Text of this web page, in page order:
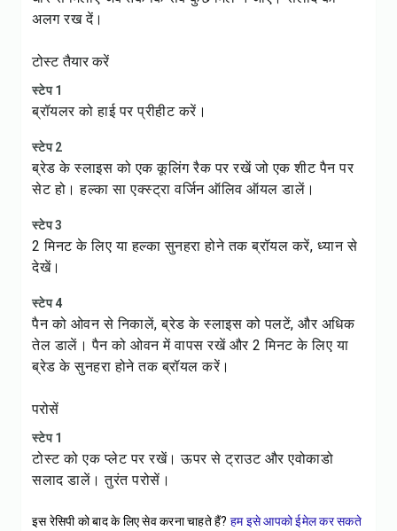
अलग रख दें।
टोस्ट तैयार करें
स्टेप 1
ब्रॉयलर को हाई पर प्रीहीट करें।
स्टेप 2
ब्रेड के स्लाइस को एक कूलिंग रैक पर रखें जो एक शीट पैन पर
सेट हो। हल्का सा एक्स्ट्रा वर्जिन ऑलिव ऑयल डालें।
स्टेप 3
2 मिनट के लिए या हल्का सुनहरा होने तक ब्रॉयल करें, ध्यान से
देखें।
स्टेप 4
पैन को ओवन से निकालें, ब्रेड के स्लाइस को पलटें, और अधिक
तेल डालें। पैन को ओवन में वापस रखें और 2 मिनट के लिए या
ब्रेड के सुनहरा होने तक ब्रॉयल करें।
परोसें
स्टेप 1
टोस्ट को एक प्लेट पर रखें। ऊपर से ट्राउट और एवोकाडो
सलाद डालें। तुरंत परोसें।
इस रेसिपी को बाद के लिए सेव करना चाहते हैं? हम इसे आपको ईमेल कर सकते